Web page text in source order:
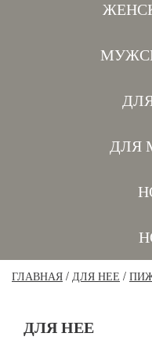
ДЛЯ
ГЛАВНАЯ / ДЛЯ НЕЕ /
ДЛЯ НЕЕ